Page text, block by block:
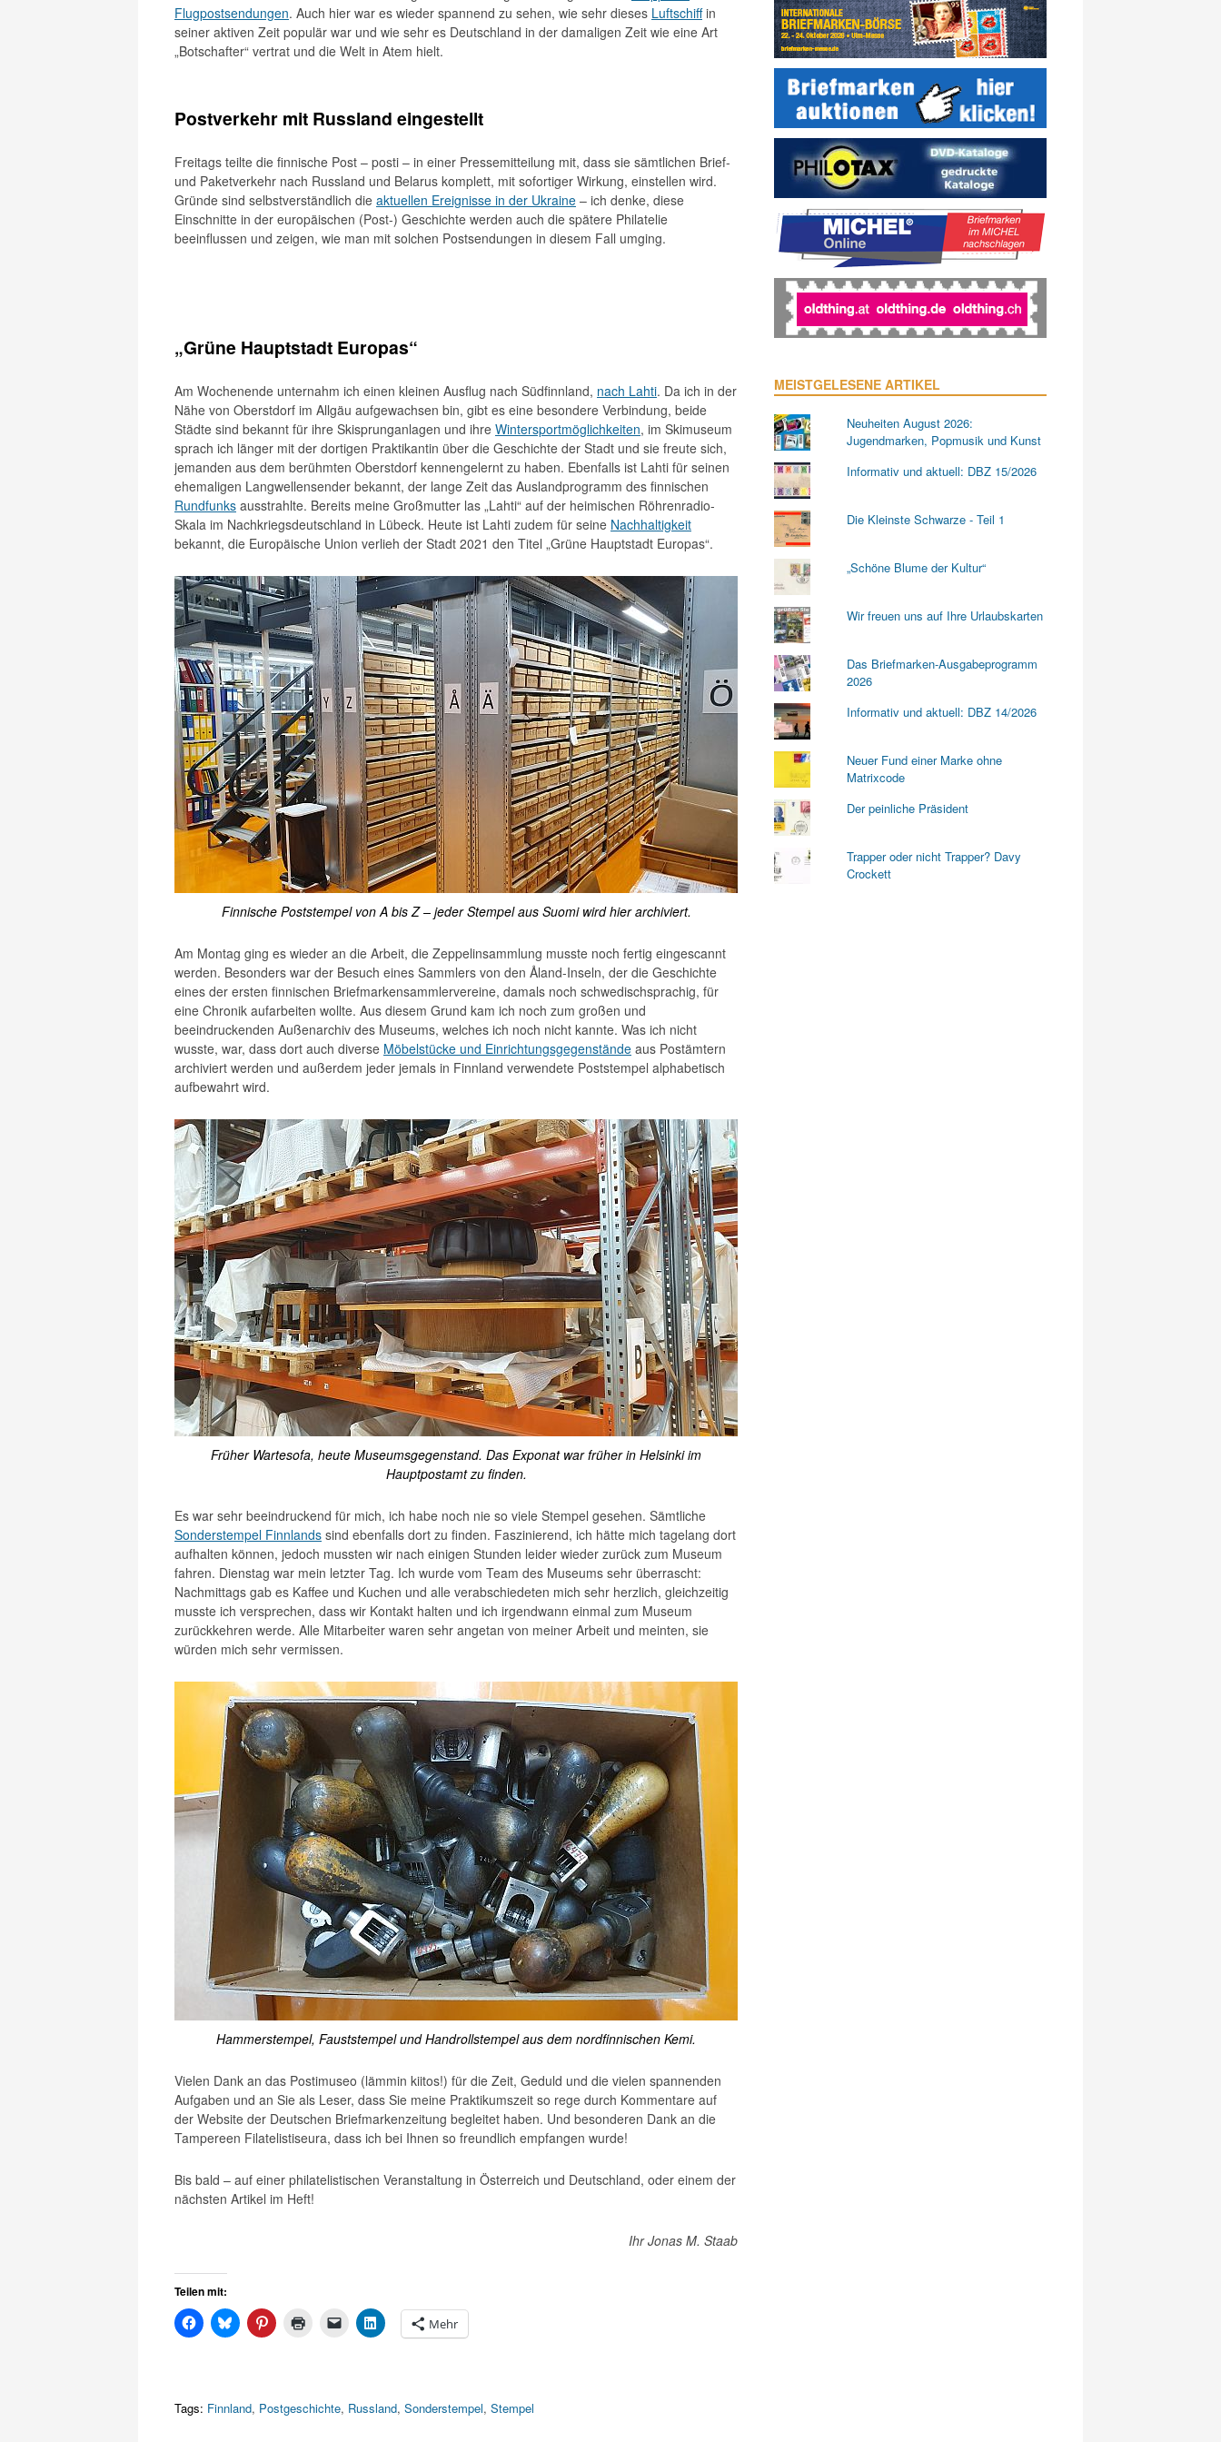
Flugpostsendungen. Auch hier war es wieder spannend zu sehen, wie sehr dieses Luftschiffin
seiner aktiven Zeit populär war und wie sehr es Deutschland in der damaligen Zeit wie eine Art
„Botschafter“ vertrat und die Welt in Atem hielt.
Postverkehr mit Russland eingestellt
Freitags teilte die finnische Post – posti – in einer Pressemitteilung mit, dass sie sämtlichen Brief-
und Paketverkehr nach Russland und Belarus komplett, mit sofortiger Wirkung, einstellen wird.
Gründe sind selbstverständlich die aktuellen Ereignisse in der Ukraine – ich denke, diese
Einschnitte in der europäischen (Post-) Geschichte werden auch die spätere Philatelie
beeinflussen und zeigen, wie man mit solchen Postsendungen in diesem Fall umging.
„Grüne Hauptstadt Europas“
Am Wochenende unternahm ich einen kleinen Ausflug nach Südfinnland, nach Lahti. Da ich in der
Nähe von Oberstdorf im Allgäu aufgewachsen bin, gibt es eine besondere Verbindung, beide
Städte sind bekannt für ihre Skisprunganlagen und ihre Wintersportmöglichkeiten, im Skimuseum
sprach ich länger mit der dortigen Praktikantin über die Geschichte der Stadt und sie freute sich,
jemanden aus dem berühmten Oberstdorf kennengelernt zu haben. Ebenfalls ist Lahti für seinen
ehemaligen Langwellensender bekannt, der lange Zeit das Auslandprogramm des finnischen
Rundfunks ausstrahlte. Bereits meine Großmutter las „Lahti“ auf der heimischen Röhrenradio-
Skala im Nachkriegsdeutschland in Lübeck. Heute ist Lahti zudem für seine Nachhaltigkeit
bekannt, die Europäische Union verlieh der Stadt 2021 den Titel „Grüne Hauptstadt Europas“.
Finnische Poststempel von A bis Z – jeder Stempel aus Suomi wird hier archiviert.
Am Montag ging es wieder an die Arbeit, die Zeppelinsammlung musste noch fertig eingescannt
werden. Besonders war der Besuch eines Sammlers von den Åland-Inseln, der die Geschichte
eines der ersten finnischen Briefmarkensammlervereine, damals noch schwedischsprachig, für
eine Chronik aufarbeiten wollte. Aus diesem Grund kam ich noch zum großen und
beeindruckenden Außenarchiv des Museums, welches ich noch nicht kannte. Was ich nicht
wusste, war, dass dort auch diverse Möbelstücke und Einrichtungsgegenstände aus Postämtern
archiviert werden und außerdem jeder jemals in Finnland verwendete Poststempel alphabetisch
aufbewahrt wird.
Früher Wartesofa, heute Museumsgegenstand. Das Exponat war früher in Helsinki im
Hauptpostamt zu finden.
Es war sehr beeindruckend für mich, ich habe noch nie so viele Stempel gesehen. Sämtliche
Sonderstempel Finnlands sind ebenfalls dort zu finden. Faszinierend, ich hätte mich tagelang dort
aufhalten können, jedoch mussten wir nach einigen Stunden leider wieder zurück zum Museum
fahren. Dienstag war mein letzter Tag. Ich wurde vom Team des Museums sehr überrascht:
Nachmittags gab es Kaffee und Kuchen und alle verabschiedeten mich sehr herzlich, gleichzeitig
musste ich versprechen, dass wir Kontakt halten und ich irgendwann einmal zum Museum
zurückkehren werde. Alle Mitarbeiter waren sehr angetan von meiner Arbeit und meinten, sie
würden mich sehr vermissen.
Hammerstempel, Fauststempel und Handrollstempel aus dem nordfinnischen Kemi.
Vielen Dank an das Postimuseo (lämmin kiitos!) für die Zeit, Geduld und die vielen spannenden
Aufgaben und an Sie als Leser, dass Sie meine Praktikumszeit so rege durch Kommentare auf
der Website der Deutschen Briefmarkenzeitung begleitet haben. Und besonderen Dank an die
Tampereen Filatelistiseura, dass ich bei Ihnen so freundlich empfangen wurde!
Bis bald – auf einer philatelistischen Veranstaltung in Österreich und Deutschland, oder einem der
nächsten Artikel im Heft!
Ihr Jonas M. Staab
Teilen mit:
Mehr
Tags: Finnland, Postgeschichte, Russland, Sonderstempel, Stempel
MEISTGELESENE ARTIKEL
Neuheiten August 2026:
Jugendmarken, Popmusik und Kunst
Informativ und aktuell: DBZ 15/2026
Die Kleinste Schwarze - Teil 1
„Schöne Blume der Kultur“
Wir freuen uns auf Ihre Urlaubskarten
Das Briefmarken-Ausgabeprogramm
2026
Informativ und aktuell: DBZ 14/2026
Neuer Fund einer Marke ohne
Matrixcode
Der peinliche Präsident
Trapper oder nicht Trapper? Davy
Crockett